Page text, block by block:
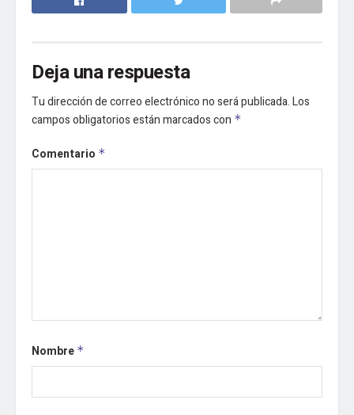
Deja una respuesta
Tu dirección de correo electrónico no será publicada.Los
campos obligatorios están marcados con *
Comentario *
Nombre *